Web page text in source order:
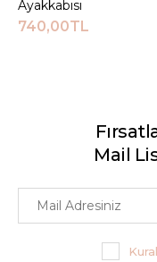
Ayakkabısı
740,00TL
Mail